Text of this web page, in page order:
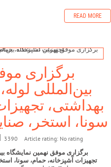
READ MORE
برگزاری
بین‌المللی
بهداشتی،
سونا، استخر،
3390 Article rating: No rating
برگزاری موفق نهمین نمایشگاه
تجهیزات آشپزخانه، حمام، سونا،